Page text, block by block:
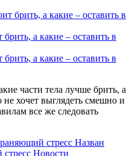
а какие – оставить в
а какие – оставить в
части тела лучше брить, а
не хочет выглядеть смешно и
все же следовать
Назван
Новости